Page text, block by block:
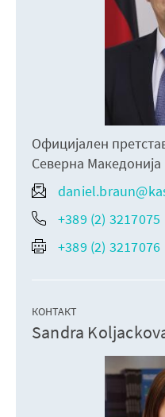
Официјален
Северна
+389 (2) 3217075
+389 (2) 3217076
КОНТАКТ
Sandra